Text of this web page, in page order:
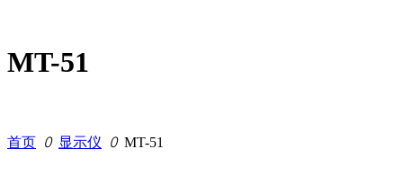
MT-51
首页 ꄲ 显示仪 ꄲ MT-51